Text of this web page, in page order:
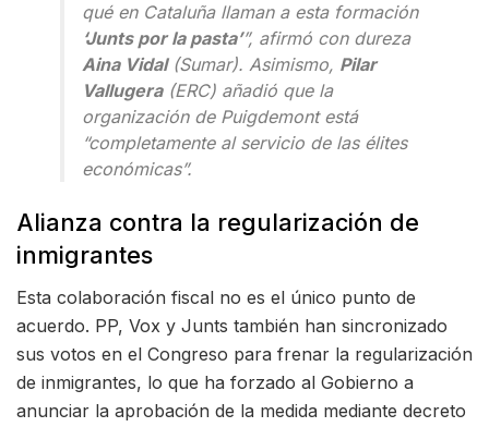
qué en Cataluña llaman a esta formación
‘Junts por la pasta’”, afirmó con dureza
Aina Vidal(Sumar). Asimismo, Pilar
Vallugera(ERC) añadió que la
organización de Puigdemont está
“completamente al servicio de las élites
económicas”.
Alianza contra la regularización de
inmigrantes
Esta colaboración fiscal no es el único punto de
acuerdo. PP, Vox y Junts también han sincronizado
sus votos en el Congreso para frenar la regularización
de inmigrantes, lo que ha forzado al Gobierno a
anunciar la aprobación de la medida mediante decreto